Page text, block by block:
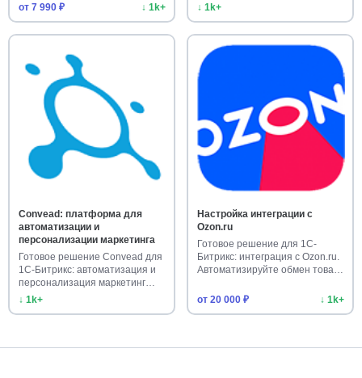
от 7 990 ₽
↓ 1k+ ↓ 1k+
Convead: платформа для
автоматизации и
персонализации маркетинга
Готовое решение Convead для
1С-Битрикс: автоматизация и
персонализация маркетинг…
↓ 1k+
Настройка интеграции с
Ozon.ru
Готовое решение для 1С-
Битрикс: интеграция с Ozon.ru.
Автоматизируйте обмен това…
от 20 000 ₽ ↓ 1k+